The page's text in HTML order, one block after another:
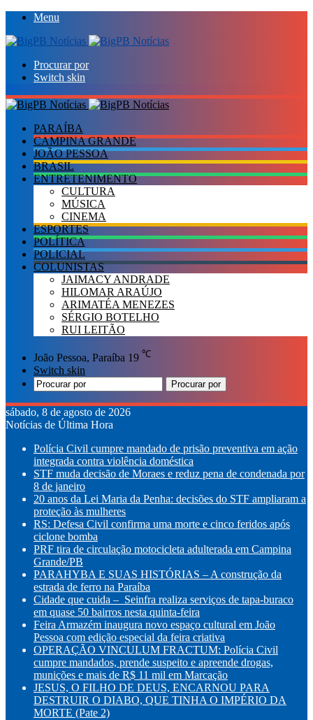
Menu
Procurar por
Switch skin
PARAÍBA
CAMPINA GRANDE
JOÃO PESSOA
BRASIL
ENTRETENIMENTO
CULTURA
MÚSICA
CINEMA
ESPORTES
POLÍTICA
POLICIAL
COLUNISTAS
JAIMACY ANDRADE
HILOMAR ARAÚJO
ARIMATÉA MENEZES
SÉRGIO BOTELHO
RUI LEITÃO
João Pessoa, Paraíba 19 ℃
Switch skin
Procurar por
sábado, 8 de agosto de 2026
Notícias de Última Hora
Polícia Civil cumpre mandado de prisão preventiva em ação
integrada contra violência doméstica
STF muda decisão de Moraes e reduz pena de condenada por
8 de janeiro
20 anos da Lei Maria da Penha: decisões do STF ampliaram a
proteção às mulheres
RS: Defesa Civil confirma uma morte e cinco feridos após
ciclone bomba
PRF tira de circulação motocicleta adulterada em Campina
Grande/PB
PARAHYBA E SUAS HISTÓRIAS – A construção da
estrada de ferro na Paraíba
Cidade que cuida – Seinfra realiza serviços de tapa-buraco
em quase 50 bairros nesta quinta-feira
Feira Armazém inaugura novo espaço cultural em João
Pessoa com edição especial da feira criativa
OPERAÇÃO VINCULUM FRACTUM: Polícia Civil
cumpre mandados, prende suspeito e apreende drogas,
munições e mais de R$ 11 mil em Marcação
JESUS, O FILHO DE DEUS, ENCARNOU PARA
DESTRUIR O DIABO, QUE TINHA O IMPÉRIO DA
MORTE (Pate 2)